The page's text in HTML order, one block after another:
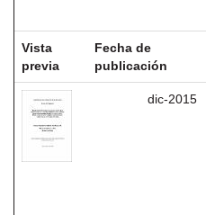
Vista
previa
Fecha de
publicación
dic-2015